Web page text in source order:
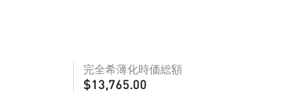
完全希薄化時価総額
$13,765.00